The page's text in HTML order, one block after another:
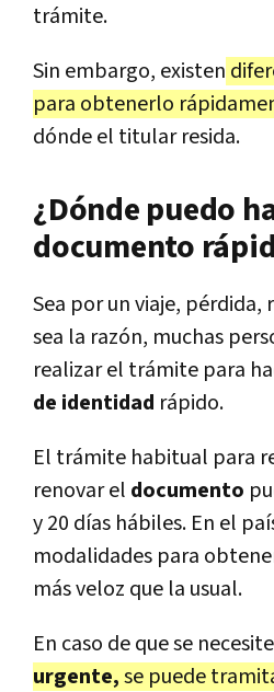
trámite.
Sin embargo, existen
para obtenerlo
dónde el titular resida.
¿Dónde puedo
documento
Sea por un viaje, pérdida,
sea la razón, muchas
realizar el trámite para
de identidad rápido.
El trámite habitual para
renovar el documento
y 20 días hábiles. En el
modalidades para
más veloz que la usual.
En caso de que se
urgente,se puede